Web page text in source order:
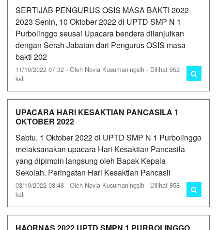
SERTIJAB PENGURUS OSIS MASA BAKTI 2022-
2023 Senin, 10 Oktober 2022 di UPTD SMP N 1
Purbolinggo seusai Upacara bendera dilanjutkan
dengan Serah Jabatan dari Pengurus OSIS masa
bakti 202
11/10/2022 07:32 - Oleh Novia Kusumaningsih - Dilihat 952
kali
UPACARA HARI KESAKTIAN PANCASILA 1
OKTOBER 2022
Sabtu, 1 Oktober 2022 di UPTD SMP N 1 Purbolinggo
melaksanakan upacara Hari Kesaktian Pancasila
yang dipimpin langsung oleh Bapak Kepala
Sekolah. Peringatan Hari Kesaktian Pancasil
03/10/2022 08:48 - Oleh Novia Kusumaningsih - Dilihat 858
kali
HAORNAS 2022 UPTD SMPN 1 PURBOLINGGO